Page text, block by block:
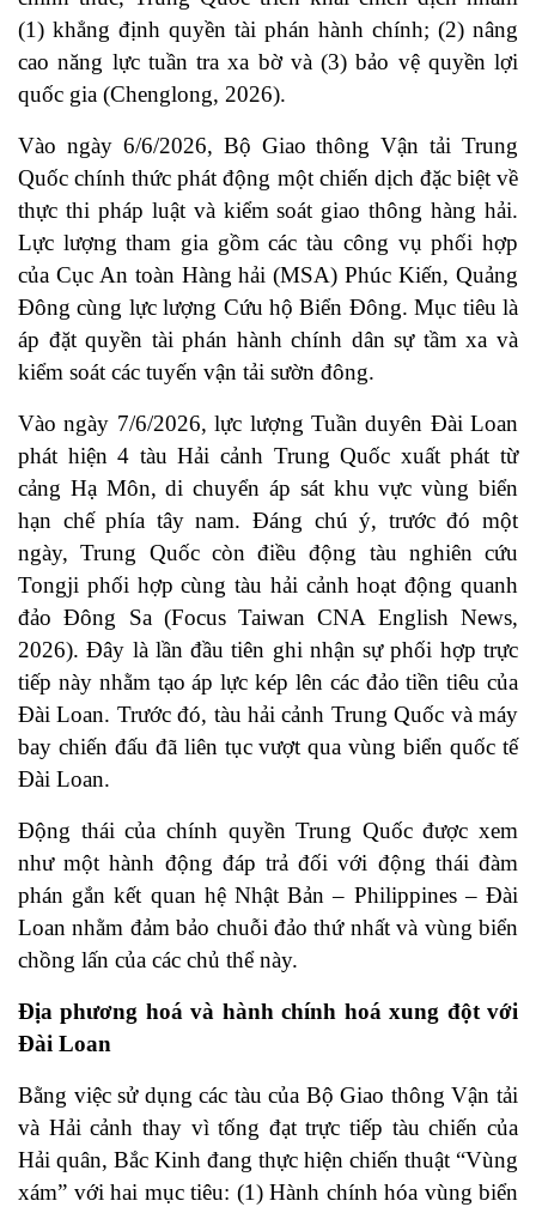
(1) khẳng định quyền tài phán hành chính; (2) nâng
cao năng lực tuần tra xa bờ và (3) bảo vệ quyền lợi
quốc gia (Chenglong, 2026).
Vào ngày 6/6/2026, Bộ Giao thông Vận tải Trung
Quốc chính thức phát động một chiến dịch đặc biệt về
thực thi pháp luật và kiểm soát giao thông hàng hải.
Lực lượng tham gia gồm các tàu công vụ phối hợp
của Cục An toàn Hàng hải (MSA) Phúc Kiến, Quảng
Đông cùng lực lượng Cứu hộ Biển Đông. Mục tiêu là
áp đặt quyền tài phán hành chính dân sự tầm xa và
kiểm soát các tuyến vận tải sườn đông.
Vào ngày 7/6/2026, lực lượng Tuần duyên Đài Loan
phát hiện 4 tàu Hải cảnh Trung Quốc xuất phát từ
cảng Hạ Môn, di chuyển áp sát khu vực vùng biển
hạn chế phía tây nam. Đáng chú ý, trước đó một
ngày, Trung Quốc còn điều động tàu nghiên cứu
Tongji phối hợp cùng tàu hải cảnh hoạt động quanh
đảo Đông Sa (Focus Taiwan CNA English News,
2026). Đây là lần đầu tiên ghi nhận sự phối hợp trực
tiếp này nhằm tạo áp lực kép lên các đảo tiền tiêu của
Đài Loan. Trước đó, tàu hải cảnh Trung Quốc và máy
bay chiến đấu đã liên tục vượt qua vùng biển quốc tế
Đài Loan.
Động thái của chính quyền Trung Quốc được xem
như một hành động đáp trả đối với động thái đàm
phán gắn kết quan hệ Nhật Bản – Philippines – Đài
Loan nhằm đảm bảo chuỗi đảo thứ nhất và vùng biển
chồng lấn của các chủ thể này.
Địa phương hoá và hành chính hoá xung đột với
Đài Loan
Bằng việc sử dụng các tàu của Bộ Giao thông Vận tải
và Hải cảnh thay vì tống đạt trực tiếp tàu chiến của
Hải quân, Bắc Kinh đang thực hiện chiến thuật “Vùng
xám” với hai mục tiêu: (1) Hành chính hóa vùng biển